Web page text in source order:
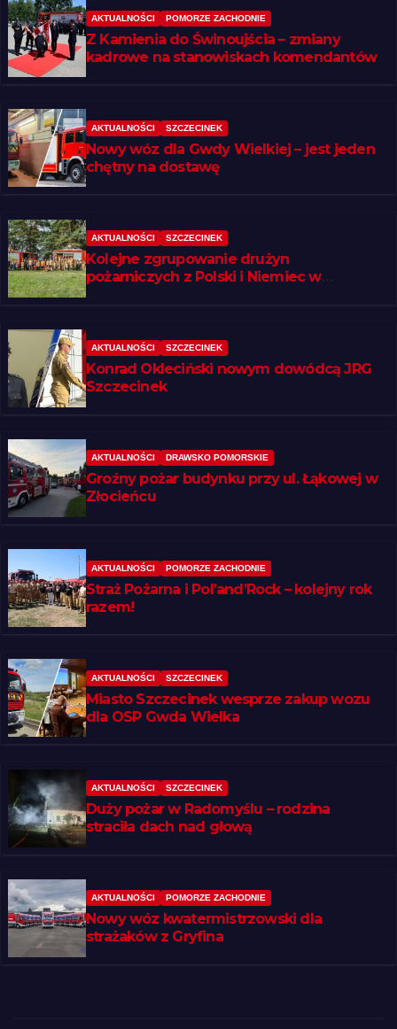
AKTUALNOŚCI POMORZE ZACHODNIE
Z Kamienia do Świnoujścia – zmiany
kadrowe na stanowiskach komendantów
AKTUALNOŚCI SZCZECINEK
Nowy wóz dla Gwdy Wielkiej – jest jeden
chętny na dostawę
AKTUALNOŚCI SZCZECINEK
Kolejne zgrupowanie drużyn
pożarniczych z Polski i Niemiec w
AKTUALNOŚCI SZCZECINEK
Konrad Okleciński nowym dowódcą JRG
Szczecinek
AKTUALNOŚCI DRAWSKO POMORSKIE
Groźny pożar budynku przy ul. Łąkowej w
Złocieńcu
AKTUALNOŚCI POMORZE ZACHODNIE
Straż Pożarna i Pol’and’Rock – kolejny rok
razem!
AKTUALNOŚCI SZCZECINEK
Miasto Szczecinek wesprze zakup wozu
dla OSP Gwda Wielka
AKTUALNOŚCI SZCZECINEK
Duży pożar w Radomyślu – rodzina
straciła dach nad głową
AKTUALNOŚCI POMORZE ZACHODNIE
Nowy wóz kwatermistrzowski dla
strażaków z Gryfina